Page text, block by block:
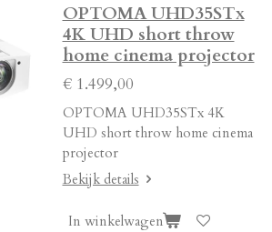
OPTOMA UHD35STx
4K UHD short throw
home cinema projector
€ 1.499,00
OPTOMA UHD35STx 4K
UHD short throw home cinema
projector
Bekijk details
In winkelwagen